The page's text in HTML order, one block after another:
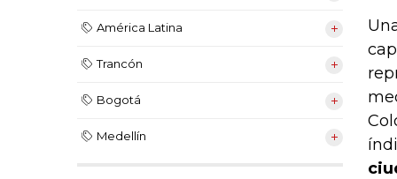
América Latina
Trancón
Bogotá
Medellín